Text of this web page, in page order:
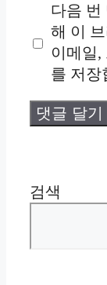
트
다음 번
해 이
이메일,
를 저장
검색